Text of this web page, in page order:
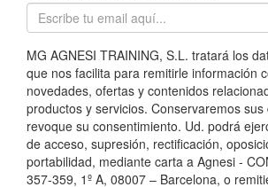
MG AGNESI TRAINING, S.L. tratará los
que nos facilita para remitirle información
novedades, ofertas y contenidos
productos y servicios. Conservaremos
revoque su consentimiento. Ud. podrá
de acceso, supresión, rectificación,
portabilidad, mediante carta a Agnesi -
357-359, 1º A, 08007 – Barcelona, o